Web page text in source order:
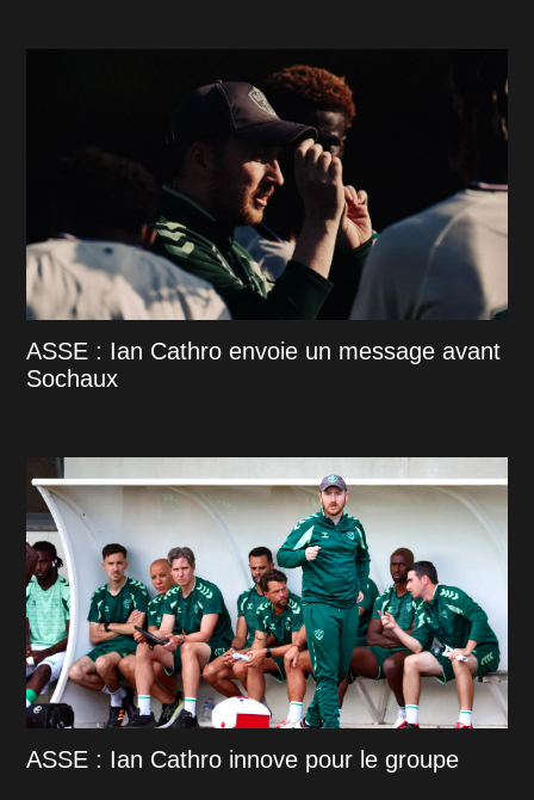
ASSE : Ian Cathro envoie un message avant
Sochaux
ASSE : Ian Cathro innove pour le groupe